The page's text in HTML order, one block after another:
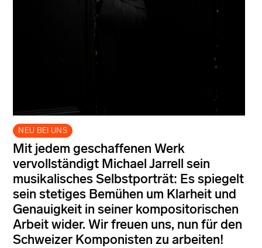
NEU BEI UNS
Mit jedem geschaffenen Werk
vervollständigt Michael Jarrell sein
musikalisches Selbstporträt: Es spiegelt
sein stetiges Bemühen um Klarheit und
Genauigkeit in seiner kompositorischen
Arbeit wider. Wir freuen uns, nun für den
Schweizer Komponisten zu arbeiten!